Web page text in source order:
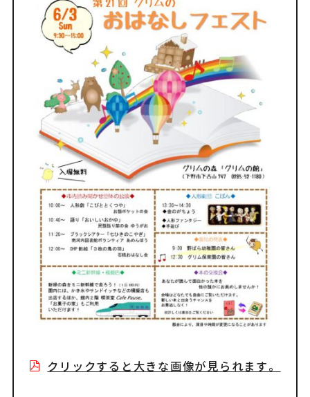
クリックすると大きな画像が見られます。